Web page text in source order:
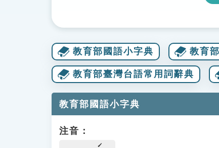
教育部國語小字典 教育
教育部臺灣台語常用詞辭典
教育部國語小字典
注音：